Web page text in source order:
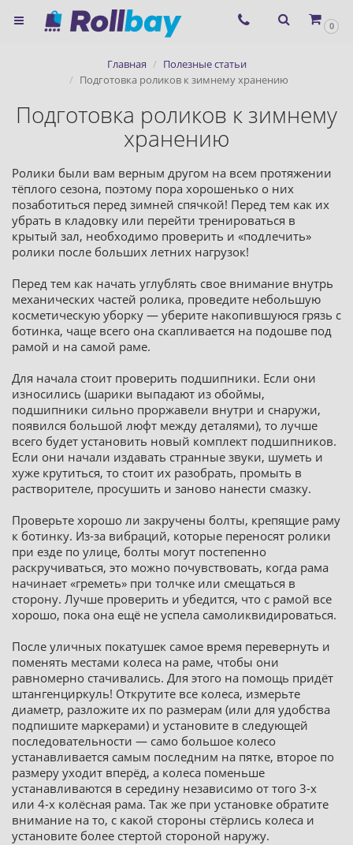
0
Главная
Полезные статьи
Подготовка роликов к зимнему хранению
Подготовка роликов к зимнему
хранению
Ролики были вам верным другом на всем протяжении
тёплого сезона, поэтому пора хорошенько о них
позаботиться перед зимней спячкой! Перед тем как их
убрать в кладовку или перейти тренироваться в
крытый зал, необходимо проверить и «подлечить»
ролики после больших летних нагрузок!
Перед тем как начать углублять свое внимание внутрь
механических частей ролика, проведите небольшую
косметическую уборку — уберите накопившуюся грязь с
ботинка, чаще всего она скапливается на подошве под
рамой и на самой раме.
Для начала стоит проверить подшипники. Если они
износились (шарики выпадают из обоймы,
подшипники сильно проржавели внутри и снаружи,
появился большой люфт между деталями), то лучше
всего будет установить новый комплект подшипников.
Если они начали издавать странные звуки, шуметь и
хуже крутиться, то стоит их разобрать, промыть в
растворителе, просушить и заново нанести смазку.
Проверьте хорошо ли закручены болты, крепящие раму
к ботинку. Из-за вибраций, которые переносят ролики
при езде по улице, болты могут постепенно
раскручиваться, это можно почувствовать, когда рама
начинает «греметь» при толчке или смещаться в
сторону. Лучше проверить и убедится, что с рамой все
хорошо, пока она ещё не успела самоликвидироваться.
После уличных покатушек самое время перевернуть и
поменять местами колеса на раме, чтобы они
равномерно стачивались. Для этого на помощь придёт
штангенциркуль! Открутите все колеса, измерьте
диаметр, разложите их по размерам (или для удобства
подпишите маркерами) и установите в следующей
последовательности — само большое колесо
устанавливается самым последним на пятке, второе по
размеру уходит вперёд, а колеса поменьше
устанавливаются в середину независимо от того 3-х
или 4-х колёсная рама. Так же при установке обратите
внимание на то, с какой стороны стёрлись колеса и
установите более стертой стороной наружу.
×
сервиса ЯНДЕКС.МЕТРИКА и
файлов cookie